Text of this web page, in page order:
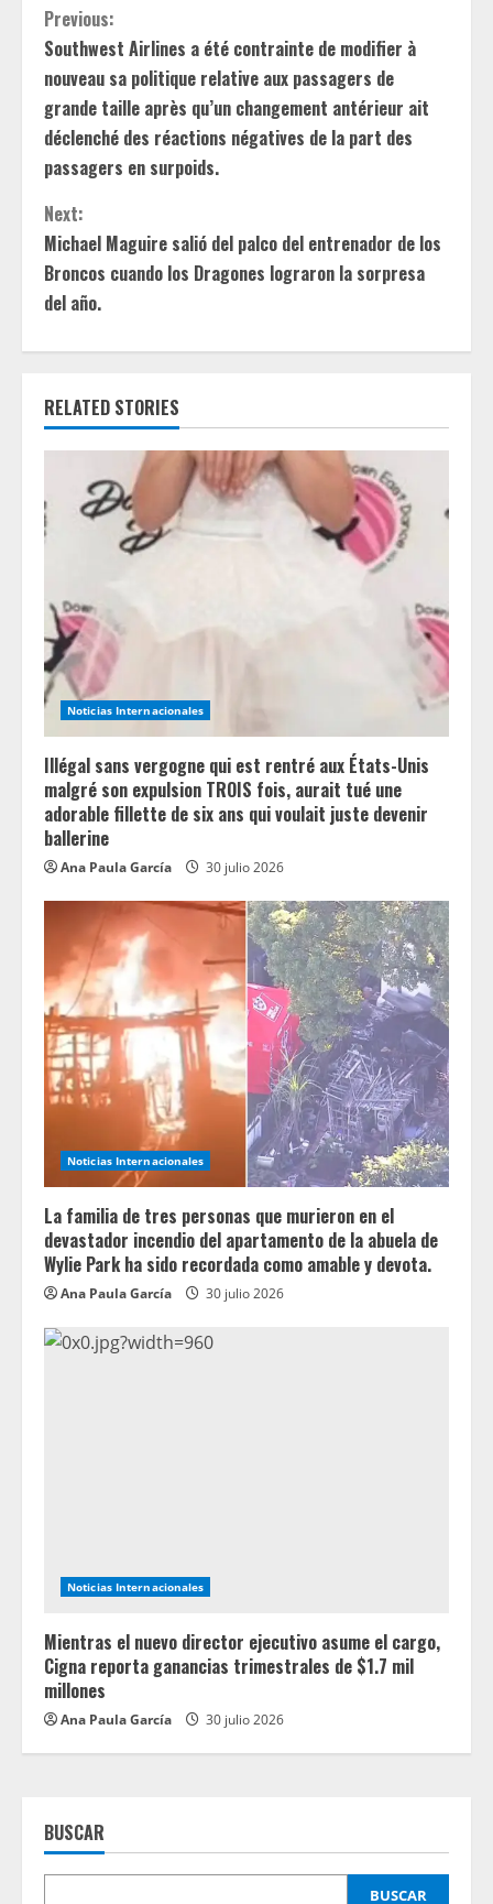
C
o
n
t
i
n
u
e
R
e
a
d
n
g
Previous:
Southwest Airlines a été contrainte de modifier à
nouveau sa politique relative aux passagers de
grande taille après qu’un changement antérieur ait
déclenché des réactions négatives de la part des
passagers en surpoids.
Next:
Michael Maguire salió del palco del entrenador de los
Broncos cuando los Dragones lograron la sorpresa
del año.
RELATED STORIES
Noticias Internacionales
Illégal sans vergogne qui est rentré aux États-Unis
malgré son expulsion TROIS fois, aurait tué une
adorable fillette de six ans qui voulait juste devenir
ballerine
Ana Paula García 30 julio 2026
Noticias Internacionales
La familia de tres personas que murieron en el
devastador incendio del apartamento de la abuela de
Wylie Park ha sido recordada como amable y devota.
Ana Paula García 30 julio 2026
Noticias Internacionales
Mientras el nuevo director ejecutivo asume el cargo,
Cigna reporta ganancias trimestrales de $1.7 mil
millones
Ana Paula García 30 julio 2026
BUSCAR
BUSCAR